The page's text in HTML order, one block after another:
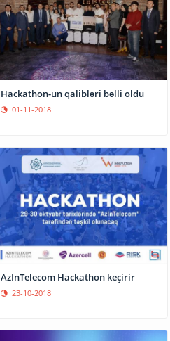
Hackathon-un qalibləri bəlli oldu
01-11-2018
AzInTelecom Hackathon keçirir
23-10-2018